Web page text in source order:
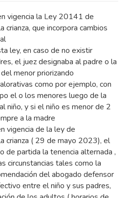
vigencia la Ley 20141 de
crianza, que incorpora cambios
ley, en caso de no existir
el juez designaba al padre o la
menor priorizando
como por ejemplo, con
el o los menores luego de la
niño, y si el niño es menor de 2
a la madre
vigencia de la ley de
crianza ( 29 de mayo 2023), el
de partida la tenencia alternada ,
circunstancias tales como la
del abogado defensor
entre el niño y sus padres,